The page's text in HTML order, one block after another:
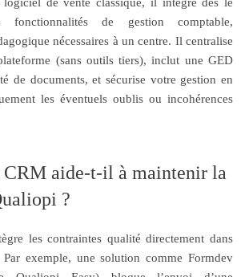
logiciel de vente classique, il intègre dès le
fonctionnalités de gestion comptable,
nécessaires à un centre. Il centralise
(sans outils tiers), inclut une GED
de documents, et sécurise votre gestion en
les éventuels oublis ou incohérences
CRM aide-t-il à maintenir la
?
les contraintes qualité directement dans
exemple, une solution comme Formdev